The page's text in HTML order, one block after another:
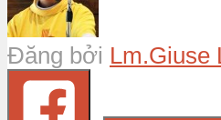
Đăng bởi Lm.Giuse